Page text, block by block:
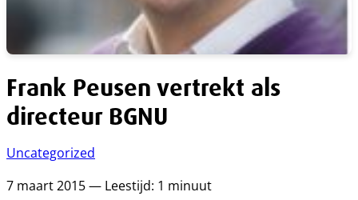
Frank Peusen vertrekt als
directeur BGNU
Uncategorized
7 maart 2015 — Leestijd: 1 minuut